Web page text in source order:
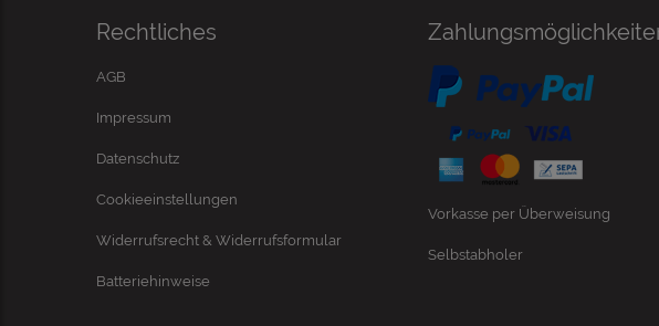
Rechtliches
AGB
Impressum
Datenschutz
Cookieeinstellungen
Widerrufsrecht & Widerrufsformular
Batteriehinweise
Vorkasse per Überweisung
Selbstabholer